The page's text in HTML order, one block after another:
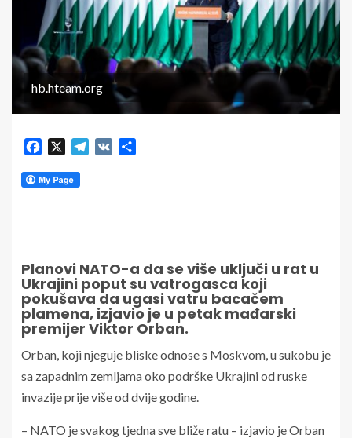
hb.hteam.org
Facebook Telegram
VK
Planovi NATO-a da se više uključi u rat u
Ukrajini poput su vatrogasca koji
pokušava da ugasi vatru bacačem
plamena, izjavio je u petak mađarski
premijer Viktor Orban.
Orban, koji njeguje bliske odnose s Moskvom, u sukobu je
sa zapadnim zemljama oko podrške Ukrajini od ruske
invazije prije više od dvije godine.
– NATO je svakog tjedna sve bliže ratu – izjavio je Orban